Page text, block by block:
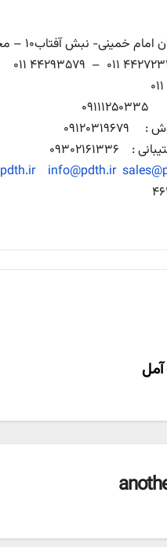
نبش آفتاب۱۰ – مجتمع بهار-طبقه سوم-واحد ۶
info@pdth.ir